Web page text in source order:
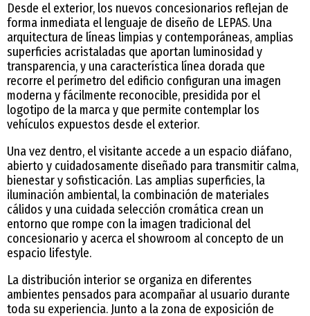
Desde el exterior, los nuevos concesionarios reflejan de
forma inmediata el lenguaje de diseño de LEPAS. Una
arquitectura de líneas limpias y contemporáneas, amplias
superficies acristaladas que aportan luminosidad y
transparencia, y una característica línea dorada que
recorre el perímetro del edificio configuran una imagen
moderna y fácilmente reconocible, presidida por el
logotipo de la marca y que permite contemplar los
vehículos expuestos desde el exterior.
Una vez dentro, el visitante accede a un espacio diáfano,
abierto y cuidadosamente diseñado para transmitir calma,
bienestar y sofisticación. Las amplias superficies, la
iluminación ambiental, la combinación de materiales
cálidos y una cuidada selección cromática crean un
entorno que rompe con la imagen tradicional del
concesionario y acerca el showroom al concepto de un
espacio lifestyle.
La distribución interior se organiza en diferentes
ambientes pensados para acompañar al usuario durante
toda su experiencia. Junto a la zona de exposición de